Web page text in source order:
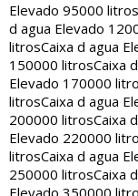
Elevado 95000 litros
d agua Elevado
litrosCaixa d agua
150000 litrosCaixa
Elevado 170000
litrosCaixa d agua
200000 litrosCaixa
Elevado 220000
litrosCaixa d agua
250000 litrosCaixa